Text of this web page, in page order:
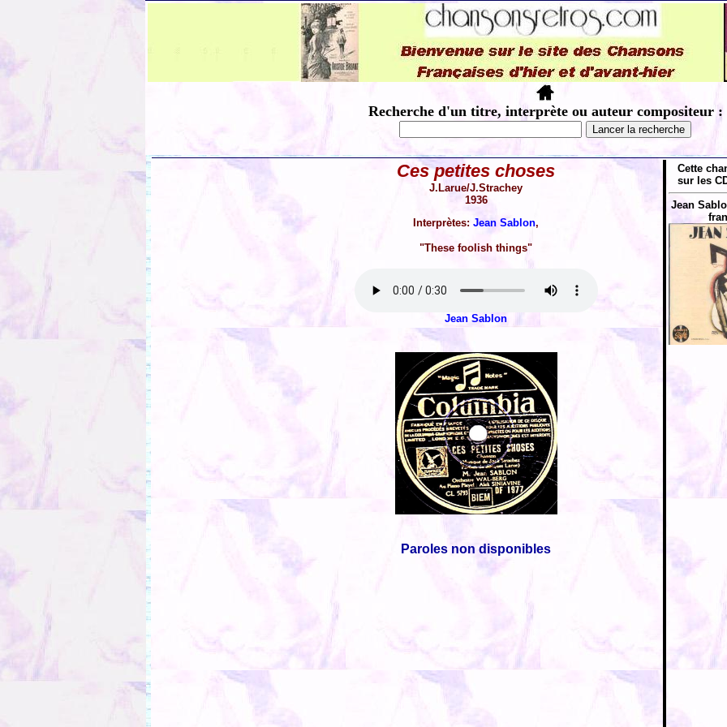
Recherche d'un titre, interprète ou auteur compositeur :
Ces petites choses
J.Larue/J.Strachey
1936
Interprètes: Jean Sablon,
"These foolish things"
Jean Sablon
Paroles non disponibles
Cette
sur les
Jean